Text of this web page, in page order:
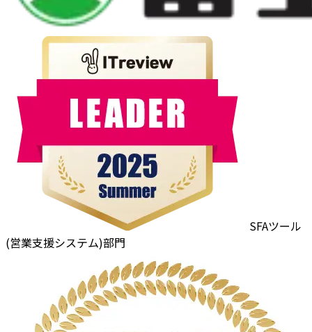
SFAツール
(営業支援システム)部門